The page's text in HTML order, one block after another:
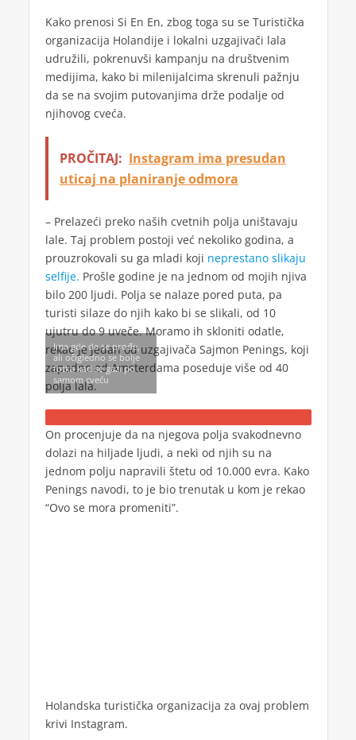
Kako prenosi Si En En, zbog toga su se Turistička
organizacija Holandije i lokalni uzgajivači lala
udružili, pokrenuvši kampanju na društvenim
medijima, kako bi milenijalcima skrenuli pažnju
da se na svojim putovanjima drže podalje od
njihovog cveća.
PROČITAJ: Instagram ima presudan
uticaj na planiranje odmora
– Prelazeći preko naših cvetnih polja uništavaju
lale. Taj problem postoji već nekoliko godina, a
prouzrokovali su ga mladi koji neprestano slikaju
selfije. Prošle godine je na jednom od mojih njiva
bilo 200 ljudi. Polja se nalaze pored puta, pa
turisti silaze do njih kako bi se slikali, od 10
ujutru do 9 uveče. Moramo ih skloniti odatle,
rekao je jedan od uzgajivača Sajmon Penings, koji
zapadno od Amsterdama poseduje više od 40
polja lala.
Ima gde da se prođe,
ali očigledno se bolje
fotka kad se gazi po
samom cveću
On procenjuje da na njegova polja svakodnevno
dolazi na hiljade ljudi, a neki od njih su na
jednom polju napravili štetu od 10.000 evra. Kako
Penings navodi, to je bio trenutak u kom je rekao
“Ovo se mora promeniti”.
Holandska turistička organizacija za ovaj problem
krivi Instagram.